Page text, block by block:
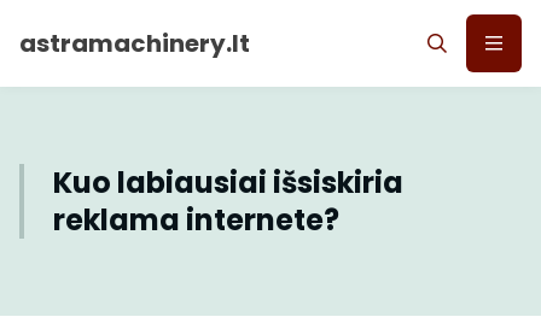
astramachinery.lt
Kuo labiausiai išsiskiria
reklama internete?